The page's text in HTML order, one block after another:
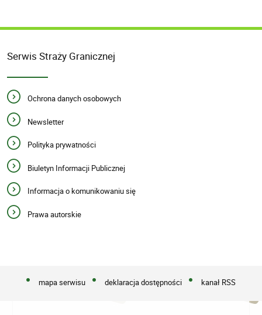
Serwis Straży Granicznej
Ochrona danych osobowych
Newsletter
Polityka prywatności
Biuletyn Informacji Publicznej
Informacja o komunikowaniu się
Prawa autorskie
mapa serwisu deklaracja dostępności kanał RSS